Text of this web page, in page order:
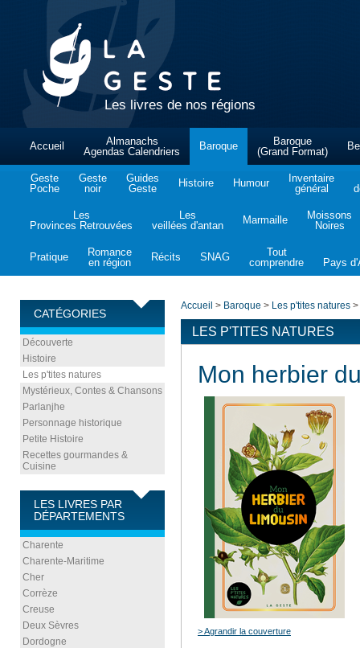
Les livres de nos régions
Accueil
Almanachs
Agendas Calendriers
Baroque
Baroque
(Grand Format)
Geste
Poche
Geste
noir
Guides
Geste
Histoire Humour
Inventaire
général
Les
Provinces Retrouvées
Les
veillées d'antan
Marmaille
Moissons
Noires
Pratique
Romance
en région
Récits SNAG
Tout
comprendre
Pays
CATÉGORIES
Découverte
Histoire
Les p'tites natures
Mystérieux, Contes & Chansons
Parlanjhe
Personnage historique
Petite Histoire
Recettes gourmandes &
Cuisine
LES LIVRES PAR
DÉPARTEMENTS
Charente
Charente-Maritime
Cher
Corrèze
Creuse
Deux Sèvres
Dordogne
Accueil > Baroque > Les p'tites natures >
LES P'TITES NATURES
Mon herbier
> Agrandir la couverture